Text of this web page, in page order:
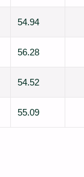
54.94
56.28
54.52
55.09